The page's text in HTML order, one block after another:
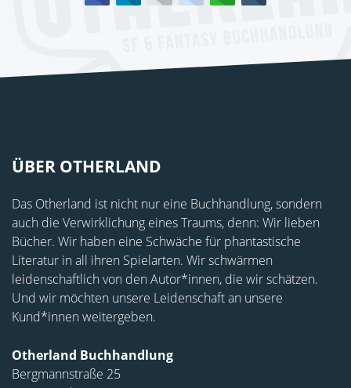
ÜBER OTHERLAND
Das Otherland ist nicht nur eine Buchhandlung, sondern
auch die Verwirklichung eines Traums, denn: Wir lieben
Bücher. Wir haben eine Schwäche für phantastische
Literatur in all ihren Spielarten. Wir schwärmen
leidenschaftlich von den Autor*innen, die wir schätzen.
Und wir möchten unsere Leidenschaft an unsere
Kund*innen weitergeben.
Otherland Buchhandlung
Bergmannstraße 25